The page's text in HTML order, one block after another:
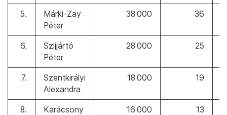
5.
Márki-Zay
Péter
38 000 36
6.
Szijjártó
Péter
28 000 25
7.
Szentkirályi
Alexandra
18 000 19
8.
Karácsony
16 000 13